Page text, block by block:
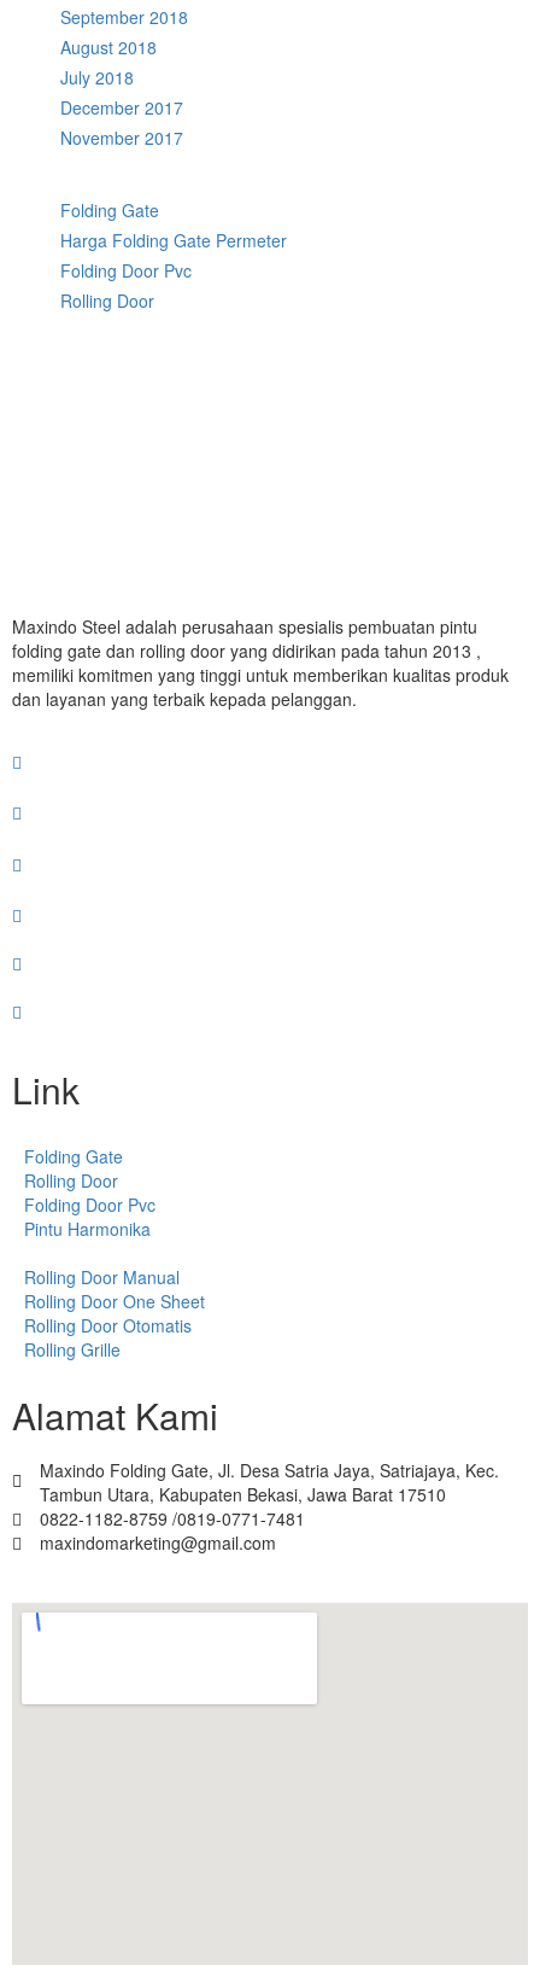
September 2018
August 2018
July 2018
December 2017
November 2017
Folding Gate
Harga Folding Gate Permeter
Folding Door Pvc
Rolling Door
Maxindo Steel adalah perusahaan spesialis pembuatan pintu
folding gate dan rolling door yang didirikan pada tahun 2013 ,
memiliki komitmen yang tinggi untuk memberikan kualitas produk
dan layanan yang terbaik kepada pelanggan.
Link
Folding Gate
Rolling Door
Folding Door Pvc
Pintu Harmonika
Rolling Door Manual
Rolling Door One Sheet
Rolling Door Otomatis
Rolling Grille
Alamat Kami
Maxindo Folding Gate, Jl. Desa Satria Jaya, Satriajaya, Kec.
Tambun Utara, Kabupaten Bekasi, Jawa Barat 17510
0822-1182-8759 /0819-0771-7481
maxindomarketing@gmail.com